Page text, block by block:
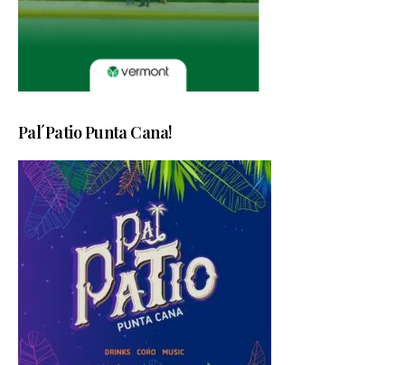
Pal´Patio Punta Cana!